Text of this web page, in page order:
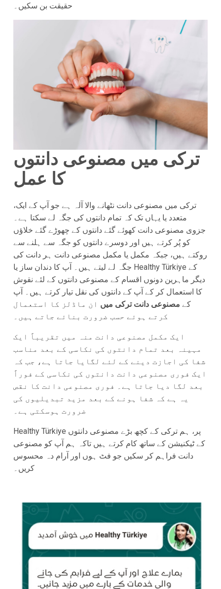
حقیقت بن سکیں۔
ترکی میں مصنوعی دانتوں
کا عمل
ترکی میں مصنوعی دانت نٹھانے والا آلہ ہے جو آپ کے ایک،
متعدد یا یہاں تک کہ تمام دانتوں کی جگہ لے سکتا ہے۔
جزوی مصنوعی دانت کھوئے گئے دانتوں کے چھوڑے گئے خلاؤں
کو پُر کرتے ہیں اور دوسرے دانتوں کو جگہ سے ہلنے سے
روکتے ہیں، جبکہ مکمل یا مکمل مصنوعی دانت ہر دانت کی
جگہ لے لیتے ہیں۔ آپ کا دندان ساز یا Healthy Türkiye کے
دیگر ماہرین دونوں اقسام کے مصنوعی دانتوں کے لئے نقوش
کا استعمال کر کے آپ کے دانتوں کی نقل تیار کرتے ہیں۔ آپ
کے مصنوعی دانت ترکی میں ان ماڈلز کا استعمال
کرتے ہوئے حسب ضرورت بنائے جاتے ہیں۔
ایک مکمل مصنوعی دانت منہ میں تقریباً ایک
مہینہ بعد تمام دانتوں کی نکاسی کے بعد مناسب
شفا کی اجازت دینے کے لئے لگایا جاتا ہے، جب کہ
ایک فوری مصنوعی دانت دانتوں کی نکاسی کے فوراً
بعد لگا دیا جاتا ہے۔ فوری مصنوعی دانت کا نقص
یہ ہے کہ شفا ہونے کے بعد مزید تبدیلیوں کی
ضرورت ہوسکتی ہے۔
Healthy Türkiye پر، ہم ترکی کے کچھ بڑے مصنوعی دانتوں
کے ٹیکنیشن کے ساتھ کام کرتے ہیں تاکہ ہم آپ کو مصنوعی
دانت فراہم کر سکیں جو فٹ ہوں اور آرام دہ محسوس
کریں۔